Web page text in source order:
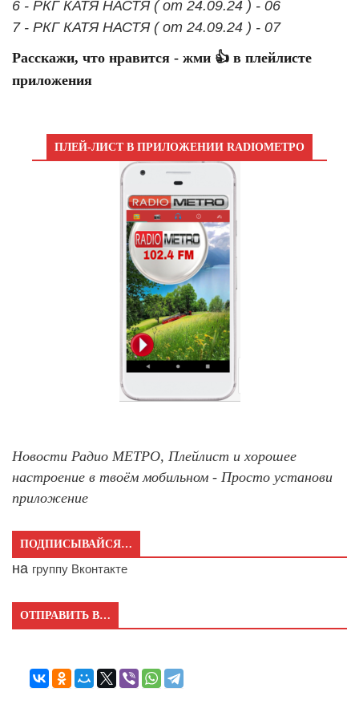
6 - РКГ КАТЯ НАСТЯ ( от 24.09.24 ) - 06
7 - РКГ КАТЯ НАСТЯ ( от 24.09.24 ) - 07
Расскажи, что нравится - жми 👍 в плейлисте
приложения
ПЛЕЙ-ЛИСТ В ПРИЛОЖЕНИИ RADIOМЕТРО
Новости Радио МЕТРО, Плейлист и хорошее
настроение в твоём мобильном - Просто установи
приложение
ПОДПИСЫВАЙСЯ…
на группу Вконтакте
ОТПРАВИТЬ В…